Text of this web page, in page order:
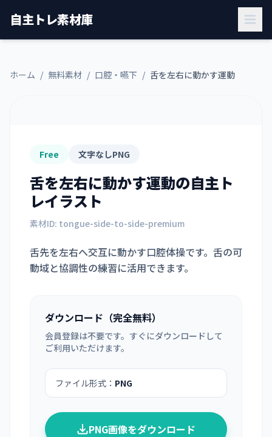
自主トレ素材庫
ホーム / 無料素材 / 口腔・嚥下 / 舌を左右に動かす運動
Free 文字なしPNG
舌を左右に動かす運動の自主ト
レイラスト
素材ID: tongue-side-to-side-premium
舌先を左右へ交互に動かす口腔体操です。舌の可
動域と協調性の練習に活用できます。
ダウンロード（完全無料）
会員登録は不要です。すぐにダウンロードして
ご利用いただけます。
ファイル形式： PNG
PNG画像をダウンロード